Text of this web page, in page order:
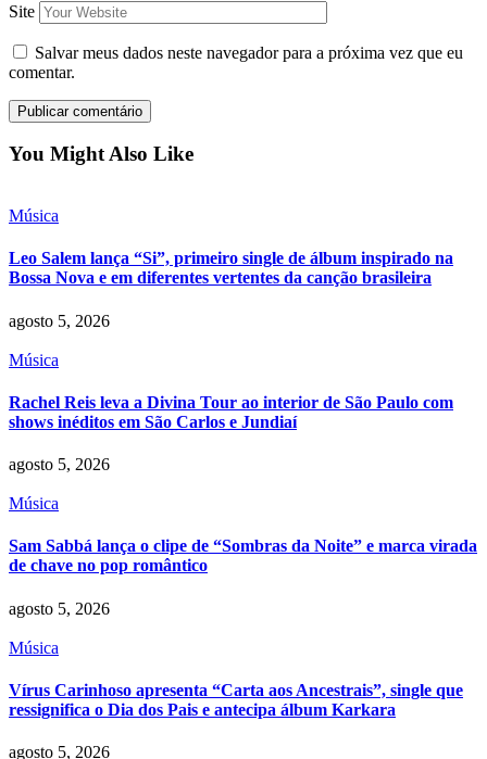
Site
Salvar meus dados neste navegador para a próxima vez que eu
comentar.
You Might Also Like
Música
Leo Salem lança “Si”, primeiro single de álbum inspirado na
Bossa Nova e em diferentes vertentes da canção brasileira
agosto 5, 2026
Música
Rachel Reis leva a Divina Tour ao interior de São Paulo com
shows inéditos em São Carlos e Jundiaí
agosto 5, 2026
Música
Sam Sabbá lança o clipe de “Sombras da Noite” e marca virada
de chave no pop romântico
agosto 5, 2026
Música
Vírus Carinhoso apresenta “Carta aos Ancestrais”, single que
ressignifica o Dia dos Pais e antecipa álbum Karkara
agosto 5, 2026